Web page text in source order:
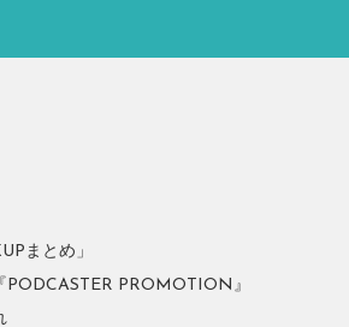
まとめ」
PODCASTER PROMOTION』